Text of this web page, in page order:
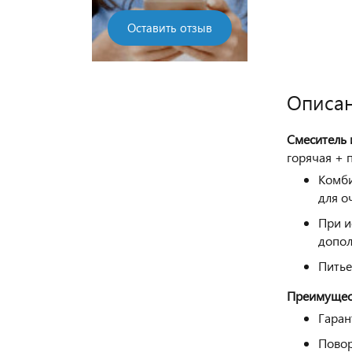
Оставить отзыв
Смеситель
горячая +
для
При